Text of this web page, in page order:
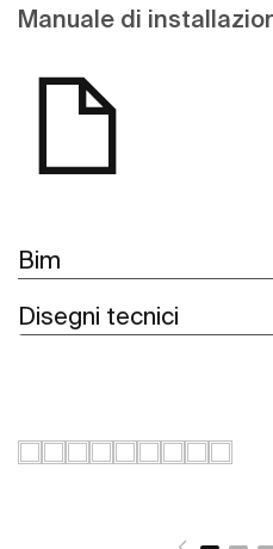
Manuale di
Bim
Disegni tecnici